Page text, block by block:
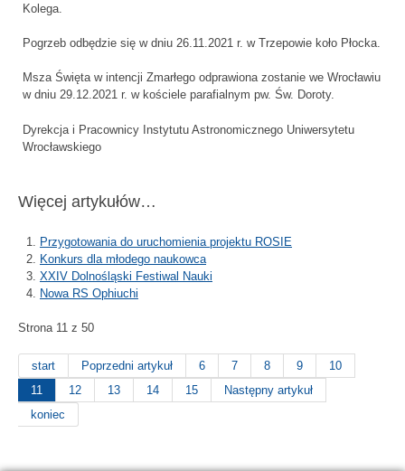
Kolega.
Pogrzeb odbędzie się w dniu 26.11.2021 r. w Trzepowie koło Płocka.
Msza Święta w intencji Zmarłego odprawiona zostanie we Wrocławiu
w dniu 29.12.2021 r. w kościele parafialnym pw. Św. Doroty.
Dyrekcja i Pracownicy Instytutu Astronomicznego Uniwersytetu
Wrocławskiego
Więcej artykułów…
Przygotowania do uruchomienia projektu ROSIE
Konkurs dla młodego naukowca
XXIV Dolnośląski Festiwal Nauki
Nowa RS Ophiuchi
Strona 11 z 50
start Poprzedni artykuł 6 7 8 9
10
11
12 13 14 15
Następny artykuł
koniec